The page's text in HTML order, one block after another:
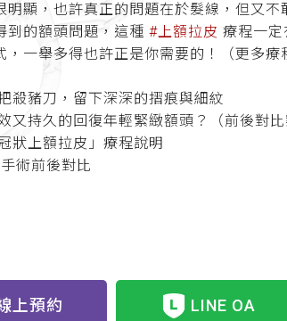
明顯，也許真正的問題在於髮線，但又
到的額頭問題，這種#上額拉皮 療程一
，一舉多得也許正是你需要的！（更多療
殺豬刀，留下深深的摺痕與細紋
又持久的回復年輕緊緻額頭？（前後對比
狀上額拉皮」療程說明
術前後對比
上預約 LINE OA